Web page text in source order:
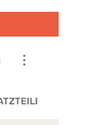
enthält 0